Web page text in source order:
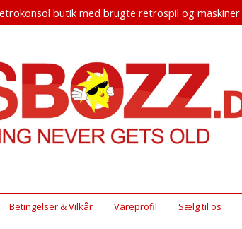
butik med brugte retrospil og maskiner
Betingelser & Vilkår Vareprofil Sælg til os